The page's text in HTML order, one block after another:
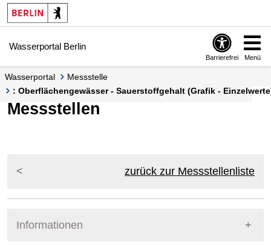
Springe zur Navigation
Springe zum Inhalt
Wasserportal Berlin
Barrierefrei Menü
Wasserportal
Messstelle
: Oberflächengewässer - Sauerstoffgehalt (Grafik -
Messstellen
zurück zur Messstellenliste
Informationen